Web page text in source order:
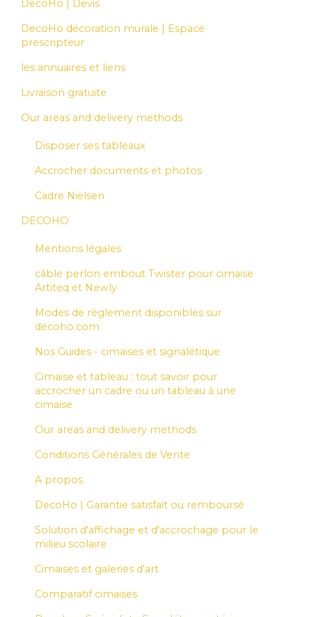
DecoHo | Devis
DecoHo décoration murale | Espace
prescripteur
les annuaires et liens
Livraison gratuite
Our areas and delivery methods
Disposer ses tableaux
Accrocher documents et photos
Cadre Nielsen
DECOHO
Mentions légales
câble perlon embout Twister pour cimaise
Artiteq et Newly
Modes de règlement disponibles sur
decoho.com
Nos Guides - cimaises et signalétique
Cimaise et tableau : tout savoir pour
accrocher un cadre ou un tableau à une
cimaise
Our areas and delivery methods
Conditions Générales de Vente
A propos
DecoHo | Garantie satisfait ou remboursé
Solution d'affichage et d'accrochage pour le
milieu scolaire
Cimaises et galeries d'art
Comparatif cimaises